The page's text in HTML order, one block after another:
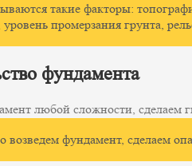
такие факторы:
промерзания грунта,
фундамента
любой сложности, сделаем
возведем фундамент, сделаем